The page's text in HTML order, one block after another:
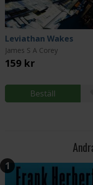
Leviathan Wakes
James S A Corey
159 kr
Beställ
1